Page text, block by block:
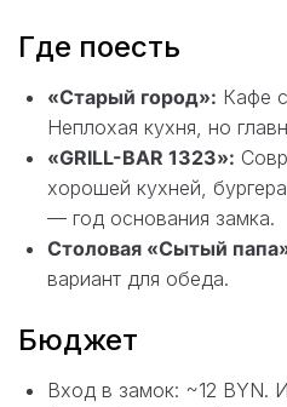
Где поесть
«Старый город»: Кафе
Неплохая кухня, но
«GRILL-BAR 1323»:
хорошей кухней,
— год основания замка.
Столовая «Сытый
вариант для обеда.
Бюджет
Вход в замок: ~12 BYN.